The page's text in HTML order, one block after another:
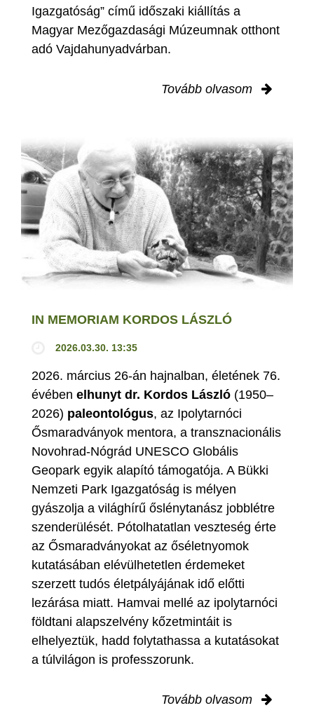
Igazgatóság” című időszaki kiállítás a
Magyar Mezőgazdasági Múzeumnak otthont
adó Vajdahunyadvárban.
Tovább olvasom
IN MEMORIAM KORDOS LÁSZLÓ
2026.03.30. 13:35
2026. március 26-án hajnalban, életének 76.
évében elhunyt dr. Kordos László (1950–
2026) paleontológus, az Ipolytarnóci
Ősmaradványok mentora, a transznacionális
Novohrad-Nógrád UNESCO Globális
Geopark egyik alapító támogatója. A Bükki
Nemzeti Park Igazgatóság is mélyen
gyászolja a világhírű őslénytanász jobblétre
szenderülését. Pótolhatatlan veszteség érte
az Ősmaradványokat az őséletnyomok
kutatásában elévülhetetlen érdemeket
szerzett tudós életpályájának idő előtti
lezárása miatt. Hamvai mellé az ipolytarnóci
földtani alapszelvény kőzetmintáit is
elhelyeztük, hadd folytathassa a kutatásokat
a túlvilágon is professzorunk.
Tovább olvasom